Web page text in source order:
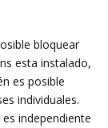
bloquear
esta instalado,
es posible
individuales.
independiente